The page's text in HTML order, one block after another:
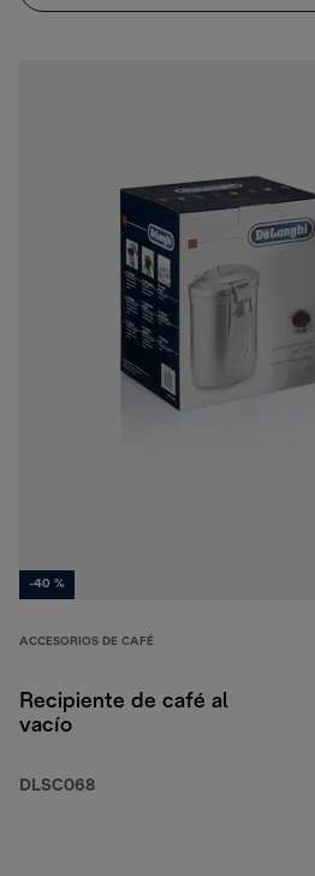
-40 %
ACCESORIOS DE CAFÉ
Recipiente de café al
vacío
DLSC068